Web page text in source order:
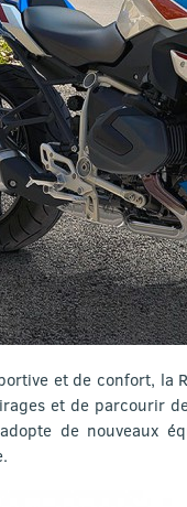
et de confort, la
et de parcourir
de nouveaux